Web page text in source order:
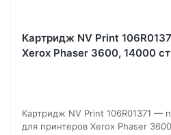
Картридж NV Print
Xerox Phaser 3600, 14000
Картридж NV Print 106R01371 —
для принтеров Xerox Phaser